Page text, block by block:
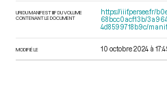
URI DU MANIFEST IIIF DU VOLUME
CONTENANT LE DOCUMENT
https://iiif.persee.fr/
68bcc0acf13b/
4d8599718b9c/
MODIFIÉ LE 10 octobre 2024 à